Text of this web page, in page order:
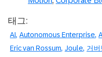
태그:
AI Autonomous Enterprise
Eric van Rossum Joule 거버